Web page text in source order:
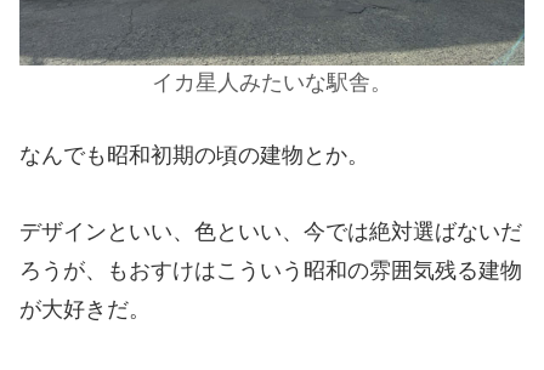
イカ星人みたいな駅舎。
なんでも昭和初期の頃の建物とか。
デザインといい、色といい、今では絶対選ばないだ
ろうが、もおすけはこういう昭和の雰囲気残る建物
が大好きだ。